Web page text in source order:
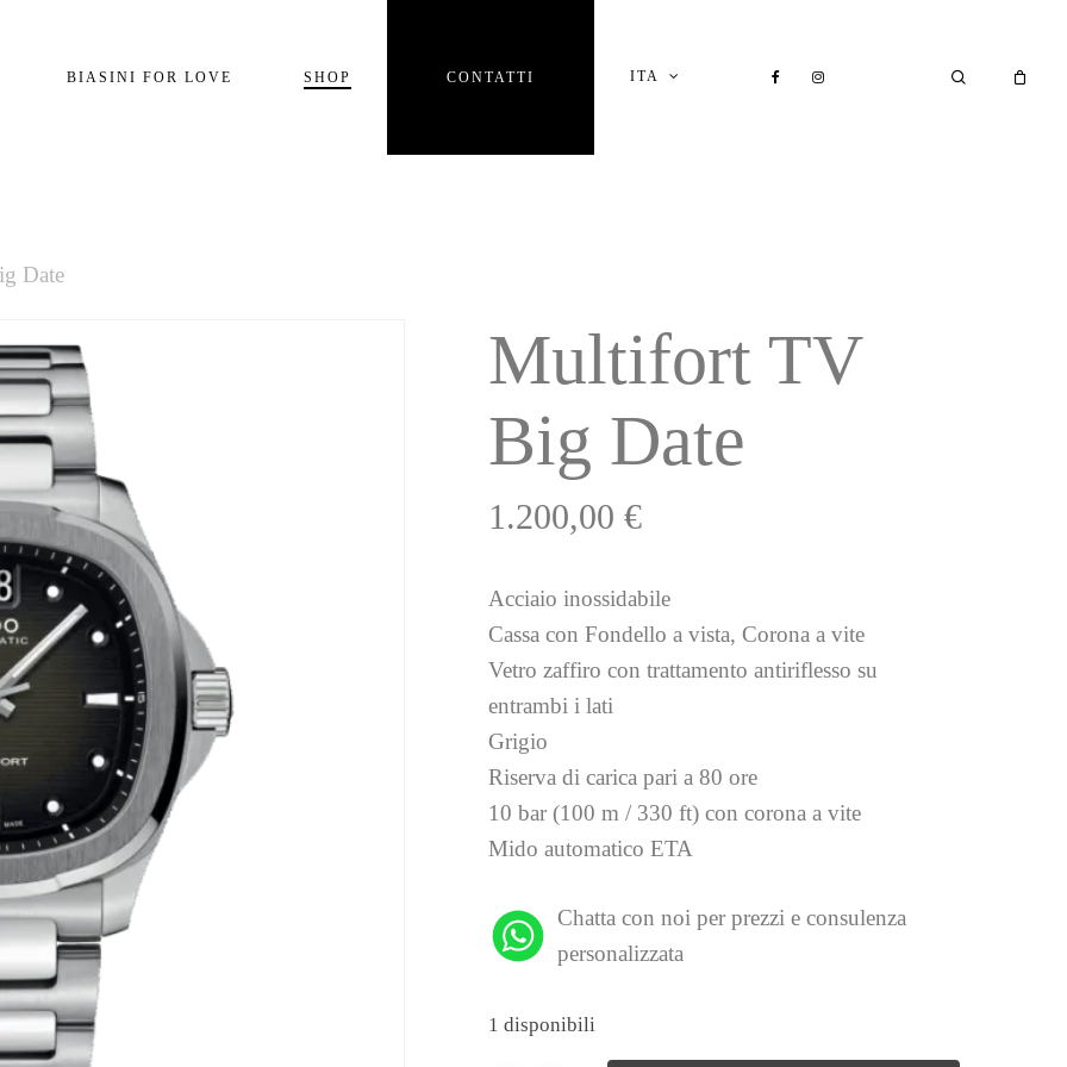
BIASINI FOR LOVE SHOP CONTATTI ITA FACEBOOKINSTAGRAM SEARCH
Date
Multifort TV
Big Date
1.200,00€
Acciaio inossidabile
Cassa con Fondello a vista, Corona a vite
Vetro zaffiro con trattamento antiriflesso su
entrambi i lati
Grigio
Riserva di carica pari a 80 ore
10 bar (100 m / 330 ft) con corona a vite
Mido automatico ETA
Chatta con noi per prezzi e consulenza
personalizzata
1 disponibili